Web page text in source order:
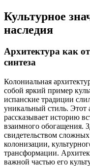
Культурное
наследия
Архитектура как
синтеза
Колониальная
собой яркий пример
испанские традиции
уникальный стиль.
рассказывает историю
взаимного обогащения.
свидетельством
колонизации,
трансформации.
важной частью его